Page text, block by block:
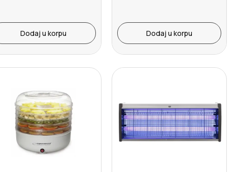
Dodaj u korpu Dodaj u korpu